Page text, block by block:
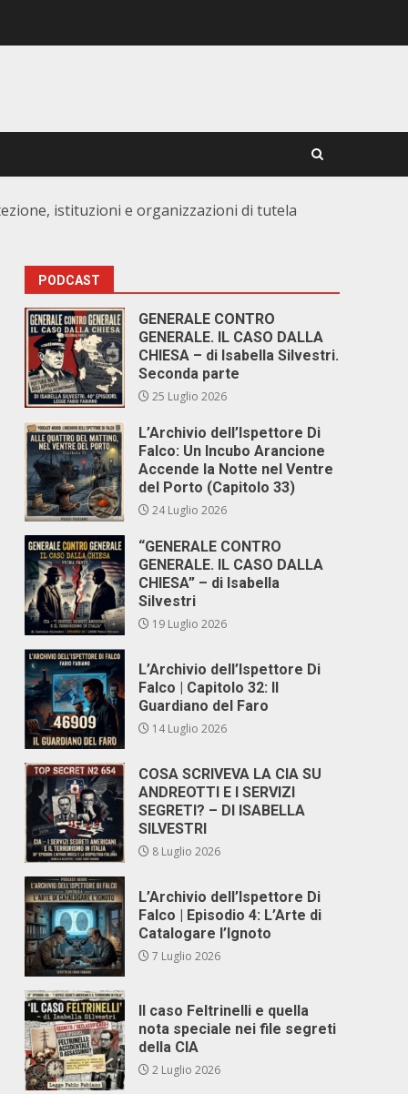
istituzioni e organizzazioni di tutela
PODCAST
GENERALE CONTRO
GENERALE. IL CASO DALLA
CHIESA – di Isabella Silvestri.
Seconda parte
25 Luglio 2026
L’Archivio dell’Ispettore Di
Falco: Un Incubo Arancione
Accende la Notte nel Ventre
del Porto (Capitolo 33)
24 Luglio 2026
“GENERALE CONTRO
GENERALE. IL CASO DALLA
CHIESA” – di Isabella
Silvestri
19 Luglio 2026
L’Archivio dell’Ispettore Di
Falco | Capitolo 32: Il
Guardiano del Faro
14 Luglio 2026
COSA SCRIVEVA LA CIA SU
ANDREOTTI E I SERVIZI
SEGRETI? – DI ISABELLA
SILVESTRI
8 Luglio 2026
L’Archivio dell’Ispettore Di
Falco | Episodio 4: L’Arte di
Catalogare l’Ignoto
7 Luglio 2026
Il caso Feltrinelli e quella
nota speciale nei file segreti
della CIA
2 Luglio 2026